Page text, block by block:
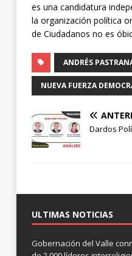
es una candidatura
la organización política
de Ciudadanos no es
ANDRÉS
NUEVA FUERZA
Dardos
ULTIMAS NOTICIAS
Gobernación del Valle